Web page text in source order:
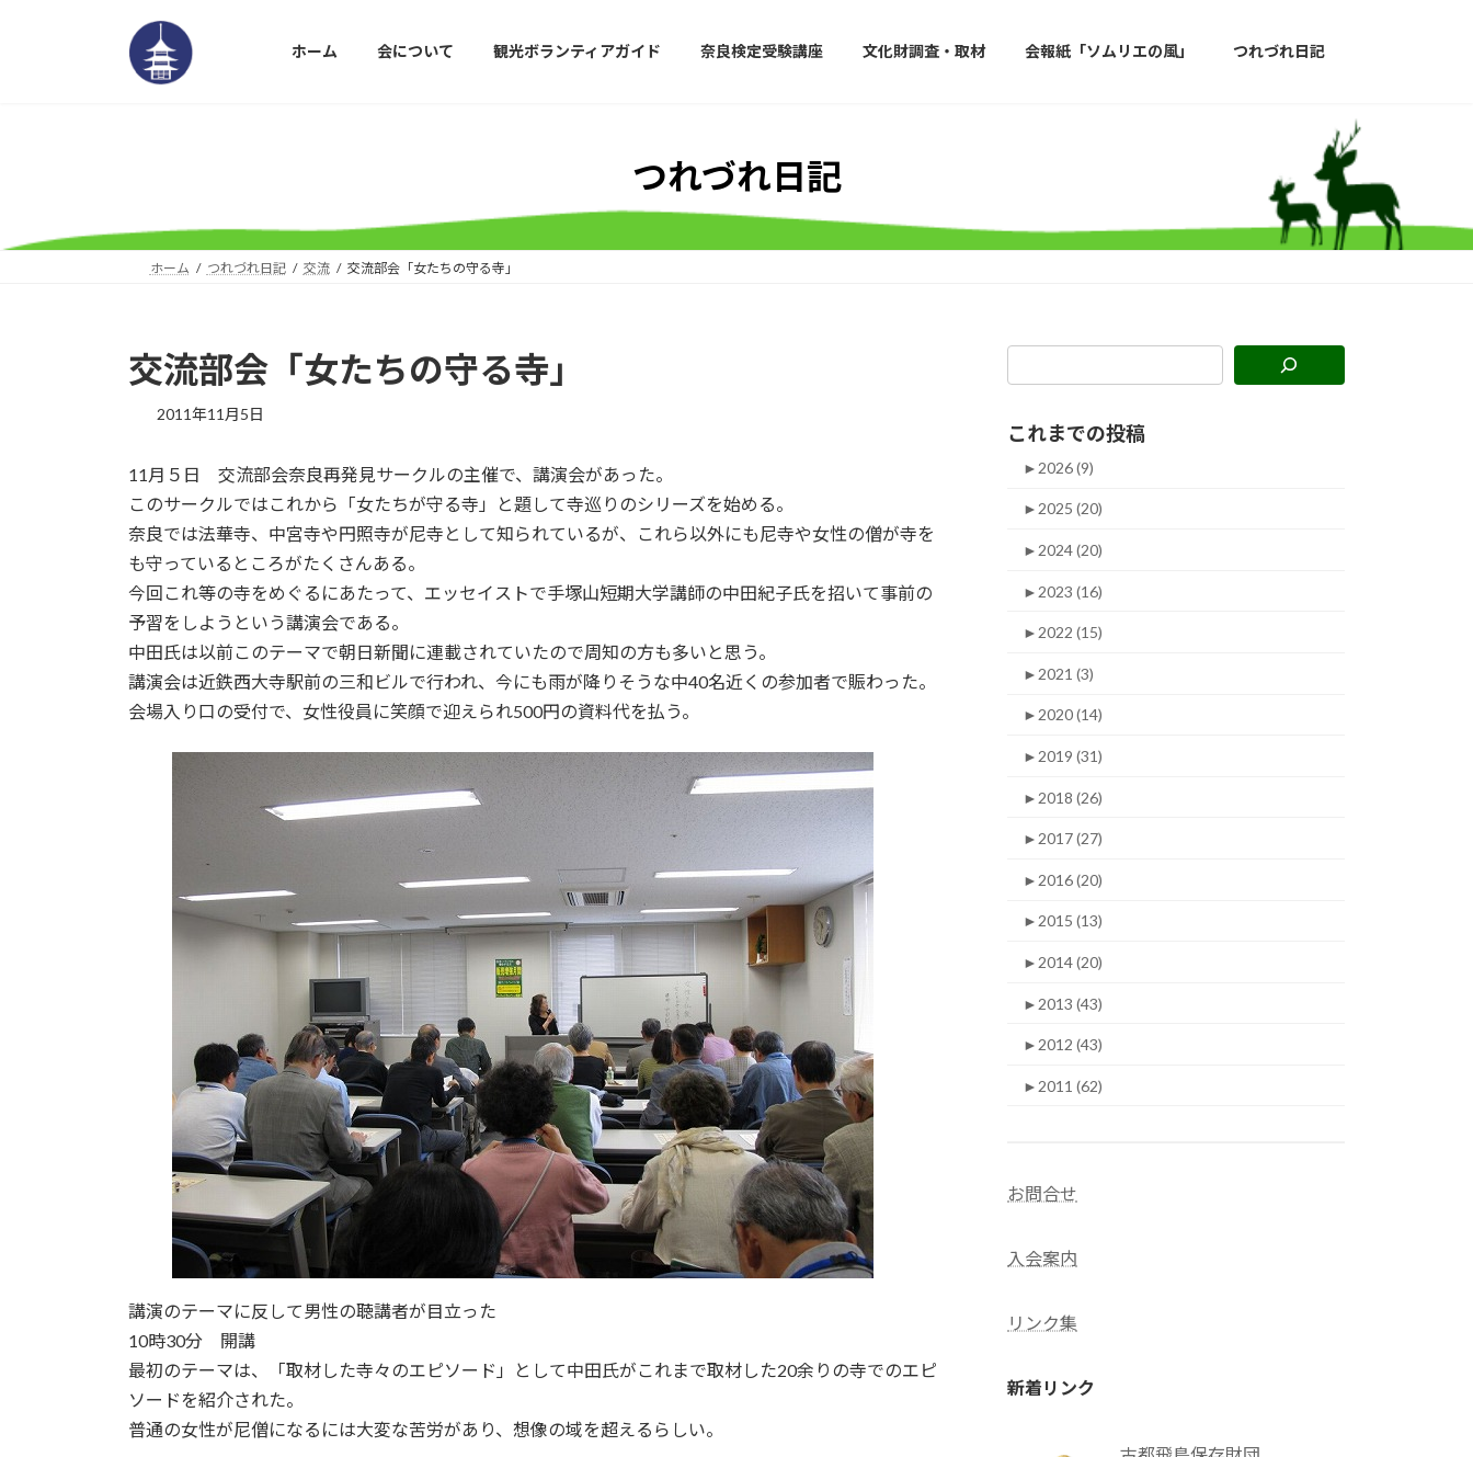
プ
動
ホーム 会について 観光ボランティアガイド 奈良検定受験講座 文化財調査・取材 会報紙「ソムリエの風」 つれづれ日記
つれづれ日記
ホーム つれづれ日記 交流 交流部会「女たちの守る寺」
交流部会「女たちの守る寺」
2011年11月5日
11月５日 交流部会奈良再発見サークルの主催で、講演会があった。
このサークルではこれから「女たちが守る寺」と題して寺巡りのシリーズを始める。
奈良では法華寺、中宮寺や円照寺が尼寺として知られているが、これら以外にも尼寺や女性の僧が寺を
も守っているところがたくさんある。
今回これ等の寺をめぐるにあたって、エッセイストで手塚山短期大学講師の中田紀子氏を招いて事前の
予習をしようという講演会である。
中田氏は以前このテーマで朝日新聞に連載されていたので周知の方も多いと思う。
講演会は近鉄西大寺駅前の三和ビルで行われ、今にも雨が降りそうな中40名近くの参加者で賑わった。
会場入り口の受付で、女性役員に笑顔で迎えられ500円の資料代を払う。
講演のテーマに反して男性の聴講者が目立った
10時30分 開講
最初のテーマは、「取材した寺々のエピソード」として中田氏がこれまで取材した20余りの寺でのエピ
ソードを紹介された。
普通の女性が尼僧になるには大変な苦労があり、想像の域を超えるらしい。
これまでの投稿
► 2026 (9)
► 2025 (20)
► 2024 (20)
► 2023 (16)
► 2022 (15)
► 2021 (3)
► 2020 (14)
► 2019 (31)
► 2018 (26)
► 2017 (27)
► 2016 (20)
► 2015 (13)
► 2014 (20)
► 2013 (43)
► 2012 (43)
► 2011 (62)
お問合せ
入会案内
リンク集
新着リンク